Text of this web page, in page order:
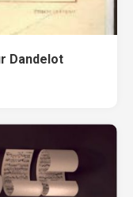
Dandelot